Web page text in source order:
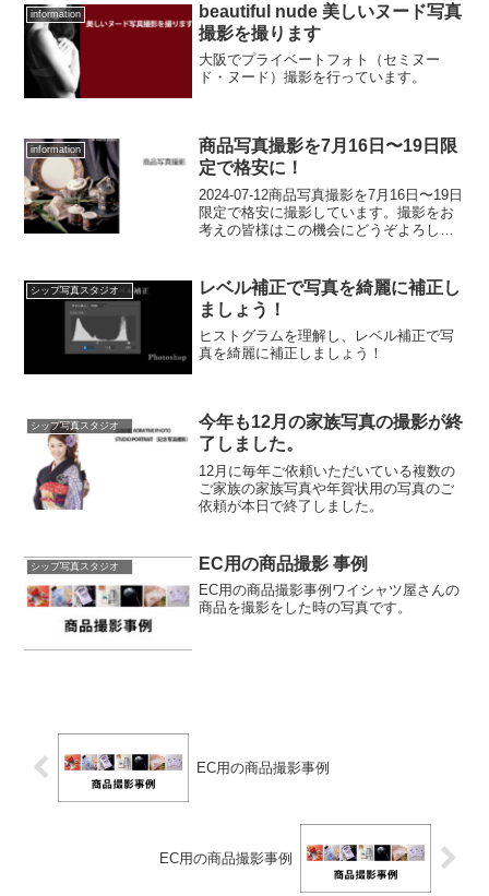
information
beautiful nude 美しいヌード写真
撮影を撮ります
大阪でプライベートフォト（セミヌー
ド・ヌード）撮影を行っています。
information
商品写真撮影を7月16日〜19日限
定で格安に！
2024-07-12商品写真撮影を7月16日〜19日
限定で格安に撮影しています。撮影をお
考えの皆様はこの機会にどうぞよろしく
てきた、大阪のプロ写真スタジオのシッ
プ写真ス...
シップ写真スタジオ
レベル補正で写真を綺麗に補正し
ましょう！
ヒストグラムを理解し、レベル補正で写
真を綺麗に補正しましょう！
シップ写真スタジオ
今年も12月の家族写真の撮影が終
了しました。
12月に毎年ご依頼いただいている複数の
ご家族の家族写真や年賀状用の写真のご
依頼が本日で終了しました。
シップ写真スタジオ EC用の商品撮影 事例
EC用の商品撮影事例ワイシャツ屋さんの
商品を撮影をした時の写真です。
EC用の商品撮影事例
EC用の商品撮影事例